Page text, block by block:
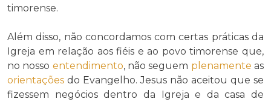
timorense.
Além disso, não concordamos com certas práticas da
Igreja em relação aos fiéis e ao povo timorense que,
no nosso entendimento, não seguem plenamente as
orientações do Evangelho. Jesus não aceitou que se
fizessem negócios dentro da Igreja e da casa de